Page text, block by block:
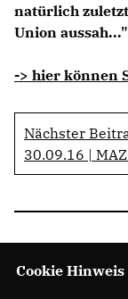
natürlich
Union aussah..."
-> hier können
Nächster
30.09.16 |
Cookie Hinweis